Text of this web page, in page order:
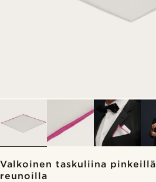
Valkoinen taskuliina pinkeillä
reunoilla